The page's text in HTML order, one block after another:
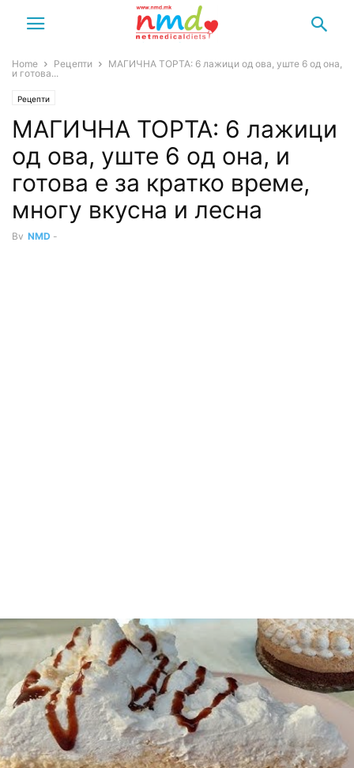
Home Рецепти
МАГИЧНА ТОРТА: 6 лажици од ова, уште 6 од она,
и готова...
Рецепти
МАГИЧНА ТОРТА: 6 лажици
од ова, уште 6 од она, и
готова е за кратко време,
многу вкусна и лесна
By NMD -